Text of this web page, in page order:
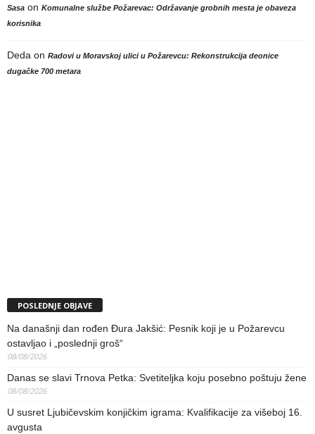
Sasa on Komunalne službe Požarevac: Održavanje grobnih mesta je obaveza
korisnika
Deda on Radovi u Moravskoj ulici u Požarevcu: Rekonstrukcija deonice
dugačke 700 metara
POSLEDNJE OBJAVE
Na današnji dan rođen Đura Jakšić: Pesnik koji je u Požarevcu
ostavljao i „poslednji groš“
08/08/2026
Danas se slavi Trnova Petka: Svetiteljka koju posebno poštuju žene
08/08/2026
U susret Ljubičevskim konjičkim igrama: Kvalifikacije za višeboj 16.
avgusta